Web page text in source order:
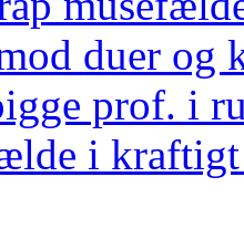
duer og
prof. i
i